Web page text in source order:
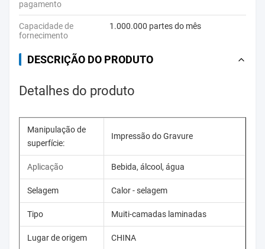
pagamento
Capacidade de
fornecimento
1.000.000 partes do mês
DESCRIÇÃO DO PRODUTO
Detalhes do produto
Manipulação de
superfície:
Impressão do Gravure
Aplicação Bebida, álcool, água
Selagem Calor - selagem
Tipo Muiti-camadas laminadas
Lugar de origem CHINA